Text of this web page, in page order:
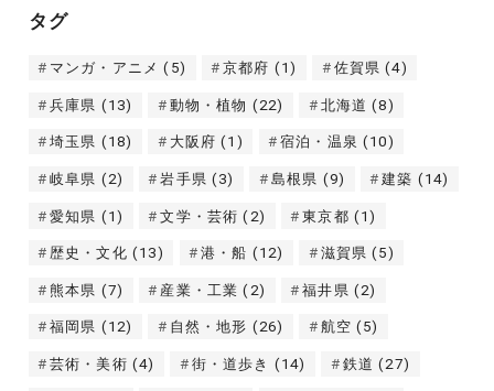
タグ
マンガ・アニメ (5) 京都府 (1) 佐賀県 (4)
兵庫県 (13) 動物・植物 (22) 北海道 (8)
埼玉県 (18) 大阪府 (1) 宿泊・温泉 (10)
岐阜県 (2) 岩手県 (3) 島根県 (9) 建築 (14)
愛知県 (1) 文学・芸術 (2) 東京都 (1)
歴史・文化 (13) 港・船 (12) 滋賀県 (5)
熊本県 (7) 産業・工業 (2) 福井県 (2)
福岡県 (12) 自然・地形 (26) 航空 (5)
芸術・美術 (4) 街・道歩き (14) 鉄道 (27)